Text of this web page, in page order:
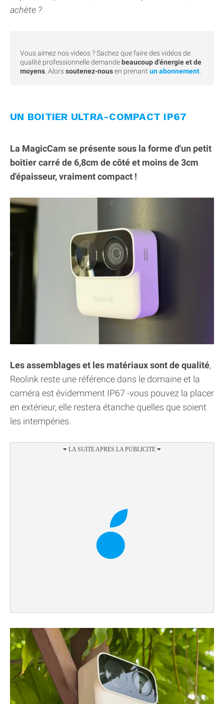
achète ?
Vous aimez nos videos ? Sachez que faire des vidéos de
qualité professionnelle demande beaucoup d'énergie et de
moyens . Alorssoutenez-nousen prenant un abonnement
UN BOITIER ULTRA-COMPACT IP67
La MagicCam se présente sous la forme d'un petit
boitier carré de 6,8cm de côté et moins de 3cm
d'épaisseur, vraiment compact !
Les assemblages et les matériaux sont de qualité,
Reolink reste une référence dans le domaine et la
caméra est évidemment IP67 -vous pouvez la placer
en extérieur, elle restera étanche quelles que soient
les intempéries.